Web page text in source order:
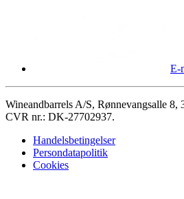
E-
Wineandbarrels A/S, Rønnevangsalle
CVR nr.: DK-27702937.
Handelsbetingelser
Persondatapolitik
Cookies